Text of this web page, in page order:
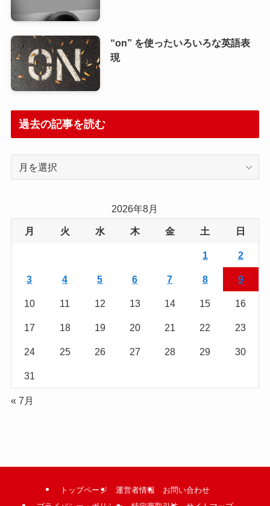
“on” を使ったいろいろな英語表
現
過去の記事を読む
事
2026年8月
月 火 水 木 金 土 日
1 2
3 4 5 6 7 8 9
10 11 12 13 14 15 16
17 18 19 20 21 22 23
24 25 26 27 28 29 30
31
« 7月
トップページ 運営者情報
お問い合わせ